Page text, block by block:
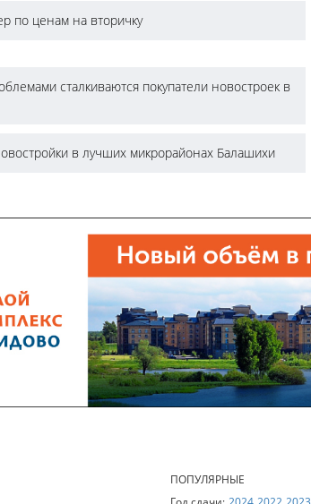
по ценам на вторичку
сталкиваются покупатели новостроек в
в лучших микрорайонах Балашихи
ПОПУЛЯРНЫЕ